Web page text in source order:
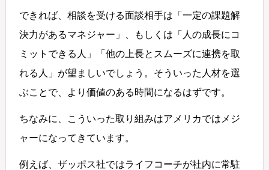
できれば、相談を受ける面談相手は「一定の課題解
決力があるマネジャー」、もしくは「人の成長にコ
ミットできる人」「他の上長とスムーズに連携を取
れる人」が望ましいでしょう。そういった人材を選
ぶことで、より価値のある時間になるはずです。
ちなみに、こういった取り組みはアメリカではメジ
ャーになってきています。
例えば、ザッポス社ではライフコーチが社内に常駐